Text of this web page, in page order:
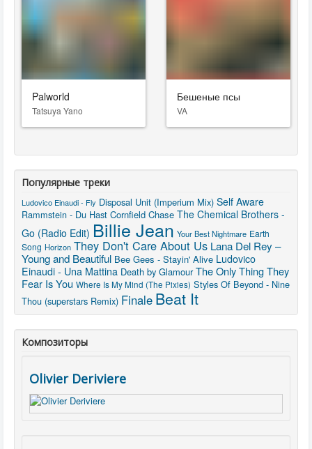
Palworld
Tatsuya Yano
Бешеные псы
VA
Популярные треки
Ludovico Einaudi - Fly Disposal Unit (Imperium Mix) Self Aware
Rammstein - Du Hast Cornfield Chase The Chemical Brothers -
Go (Radio Edit) Billie Jean Your Best Nightmare Earth
Song Horizon They Don't Care About Us Lana Del Rey –
Young and Beautiful Bee Gees - Stayin' Alive Ludovico
Einaudi - Una Mattina Death by Glamour The Only Thing They
Fear Is You Where Is My Mind (The Pixies) Styles Of Beyond - Nine
Thou (superstars Remix) Finale Beat It
Композиторы
Olivier Deriviere